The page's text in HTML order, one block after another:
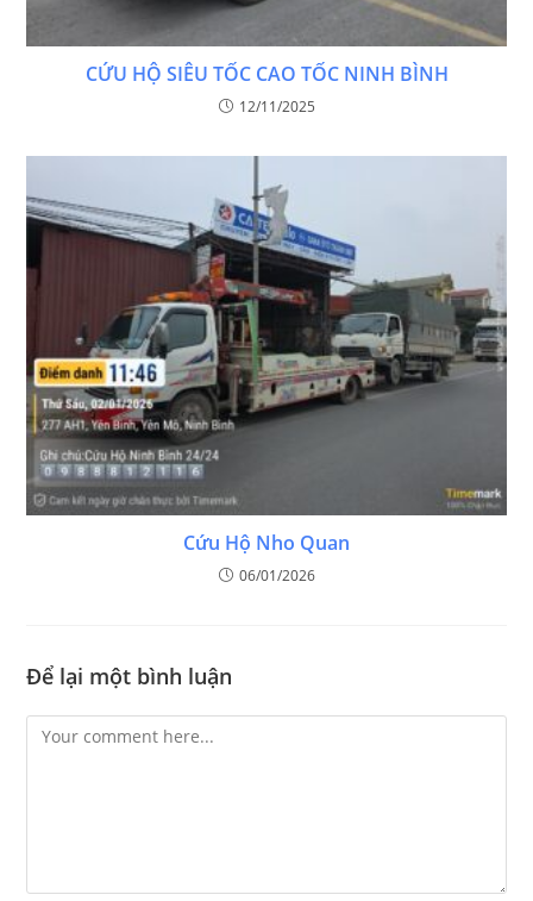
CỨU HỘ SIÊU TỐC CAO TỐC NINH BÌNH
12/11/2025
Cứu Hộ Nho Quan
06/01/2026
Để lại một bình luận